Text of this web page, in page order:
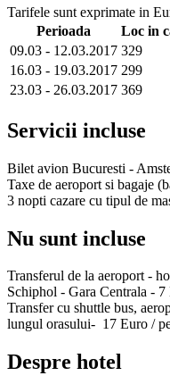
Tarifele sunt exprimate in
Perioada
Loc in
09.03 - 12.03.2017 329
16.03 - 19.03.2017 299
23.03 - 26.03.2017 369
Servicii incluse
Bilet avion Bucuresti -
Taxe de aeroport si bagaje
3 nopti cazare cu tipul de
Nu sunt incluse
Transferul de la aeroport -
Schiphol - Gara Centrala - 7
Transfer cu shuttle bus,
lungul orasului- 17 Euro /
Despre hotel